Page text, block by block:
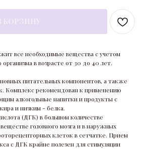
все необходимые вещества с учетом
в возрасте от 30 до 40 лет.
питательных компонентов, а также
Комплекс рекомендован к применению
алкогольные напитки и продукты с
и низким - белка.
(ДГК) в большом количестве
головного мозга и в наружных
клеток в сетчатке. Прием
с ДГК крайне полезен для стимуляции